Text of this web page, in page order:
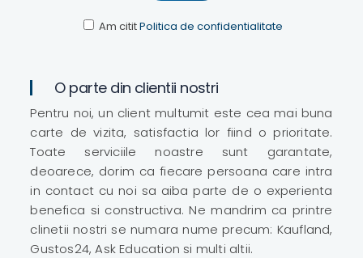
Am cititPolitica de confidentialitate
O parte din clientii nostri
Pentru noi, un client multumit este cea mai buna
carte de vizita, satisfactia lor fiind o prioritate.
Toate serviciile noastre sunt garantate,
deoarece, dorim ca fiecare persoana care intra
in contact cu noi sa aiba parte de o experienta
benefica si constructiva. Ne mandrim ca printre
clinetii nostri se numara nume precum: Kaufland,
Gustos24, Ask Education si multi altii.